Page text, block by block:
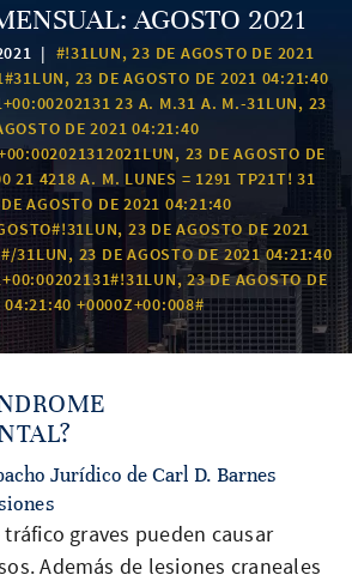
AGOSTO 2021
| #!31LUN, 23 DE AGOSTO DE 2021
23 DE AGOSTO DE 2021 04:21:40
23 A. M.31 A. M.-31LUN, 23
DE 2021 04:21:40
23 DE AGOSTO DE
21 4218 A. M. LUNES = 1291 TP21T! 31
AGOSTO DE 2021 04:21:40
23 DE AGOSTO DE 2021
31LUN, 23 DE AGOSTO DE 2021 04:21:40
23 DE AGOSTO DE
04:21:40 +0000Z+00:008#
Jurídico de Carl D. Barnes
graves pueden causar
Además de lesiones craneales